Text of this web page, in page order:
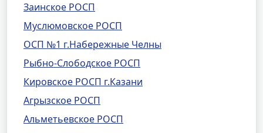
Заинское РОСП
Муслюмовское РОСП
ОСП №1 г.Набережные Челны
Рыбно-Слободское РОСП
Кировское РОСП г.Казани
Агрызское РОСП
Альметьевское РОСП